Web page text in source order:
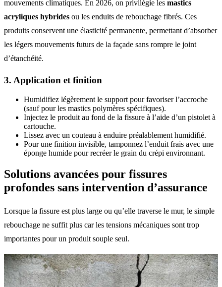
mouvements climatiques. En 2026, on privilégie les mastics
acryliques hybrides ou les enduits de rebouchage fibrés. Ces
produits conservent une élasticité permanente, permettant d’absorber
les légers mouvements futurs de la façade sans rompre le joint
d’étanchéité.
3. Application et finition
Humidifiez légèrement le support pour favoriser l’accroche
(sauf pour les mastics polymères spécifiques).
Injectez le produit au fond de la fissure à l’aide d’un pistolet à
cartouche.
Lissez avec un couteau à enduire préalablement humidifié.
Pour une finition invisible, tamponnez l’enduit frais avec une
éponge humide pour recréer le grain du crépi environnant.
Solutions avancées pour fissures
profondes sans intervention d’assurance
Lorsque la fissure est plus large ou qu’elle traverse le mur, le simple
rebouchage ne suffit plus car les tensions mécaniques sont trop
importantes pour un produit souple seul.